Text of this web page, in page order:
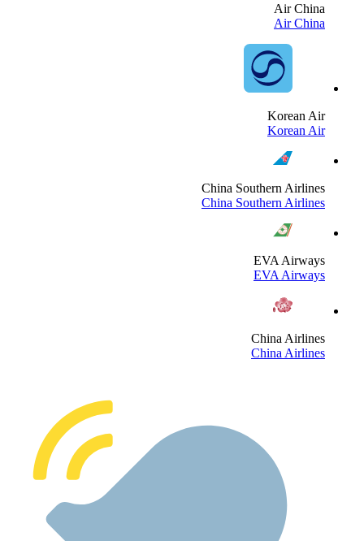
Air
Air
Korean
Korean
China Southern
China Southern
EVA
EVA
China
China